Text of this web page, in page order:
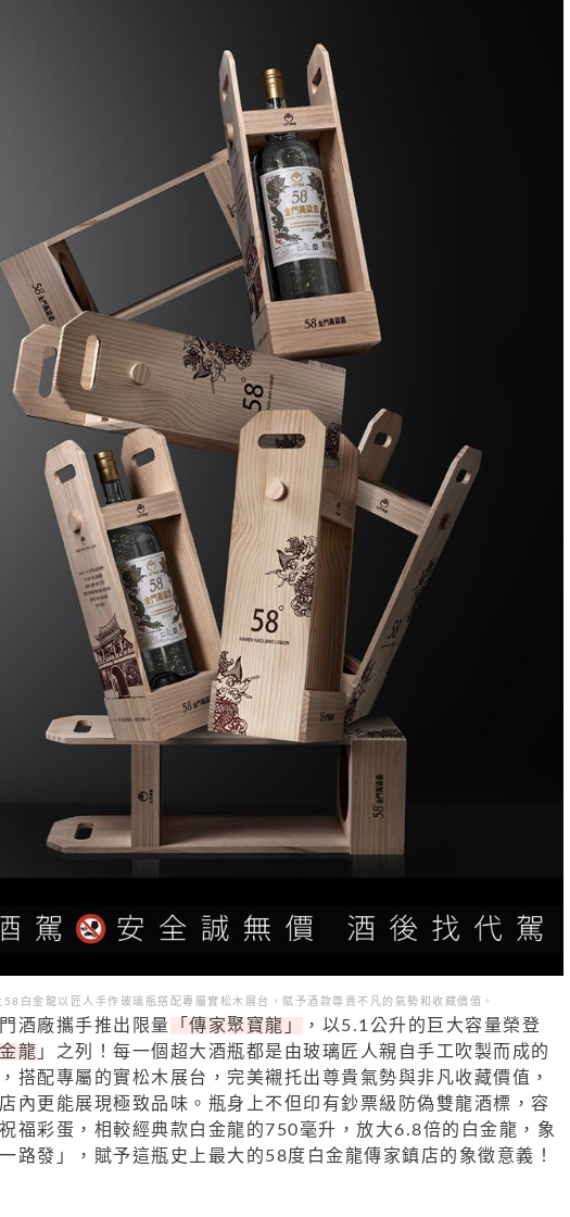
58白金龍以匠人手作玻璃瓶搭配專屬實松木展台，賦予酒款尊貴不凡的氣勢和收藏價值。
酒廠攜手推出限量 「傳家聚寶龍」
，以5.1公升的巨大容量榮登
龍 」之列！每一個超大酒瓶都是由玻璃匠人親自手工吹製而成的
搭配專屬的實松木展台，完美襯托出尊貴氣勢與非凡收藏價值，
內更能展現極致品味。瓶身上不但印有鈔票級防偽雙龍酒標，容
福彩蛋，相較經典款白金龍的750毫升，放大6.8倍的白金龍，象
路發」，賦予這瓶史上最大的58度白金龍傳家鎮店的象徵意義！